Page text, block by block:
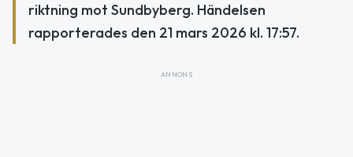
riktning mot Sundbyberg. Händelsen
rapporterades den 21 mars 2026 kl. 17:57.
ANNONS